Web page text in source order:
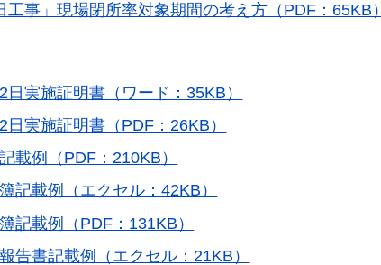
工事」現場閉所率対象期間の考え方（PDF：65KB）
日実施証明書（ワード：35KB）
日実施証明書（PDF：26KB）
載例（PDF：210KB）
記載例（エクセル：42KB）
記載例（PDF：131KB）
告書記載例（エクセル：21KB）